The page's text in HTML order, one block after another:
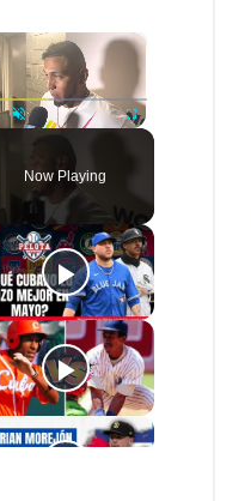
×
Fullscreen
Now Playing